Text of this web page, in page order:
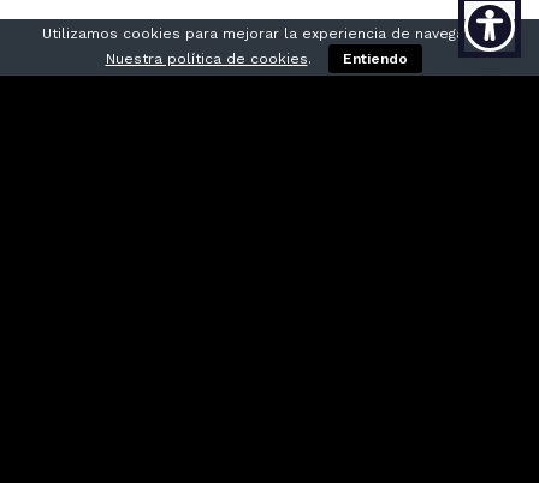
Utilizamos cookies para mejorar la experiencia de navegación,
Nuestra política de cookies. Entiendo